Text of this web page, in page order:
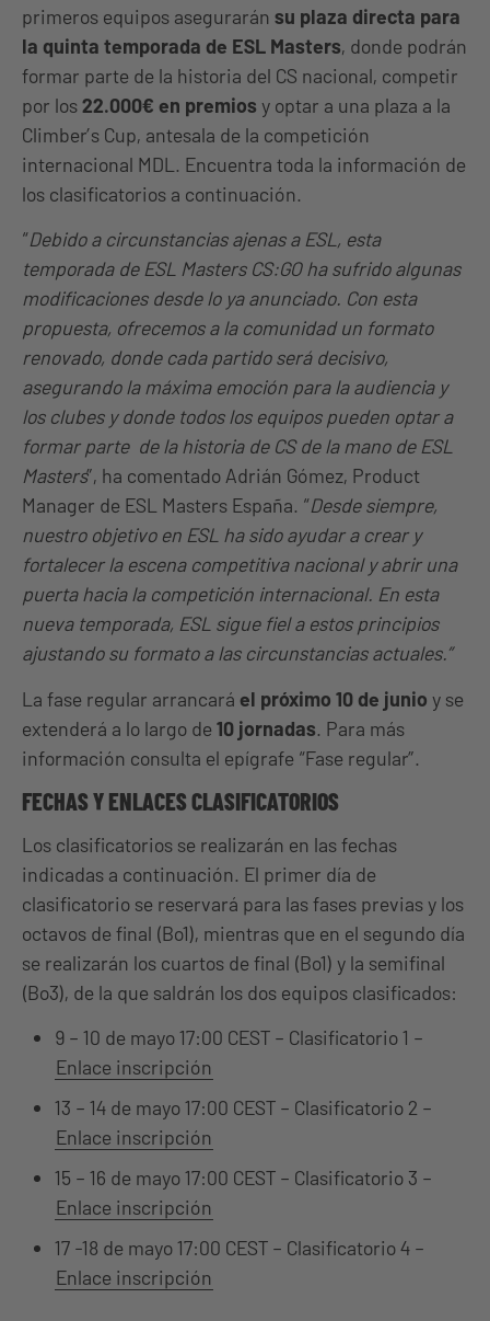
primeros equipos asegurarán su plaza directa para
la quinta temporada de ESL Masters, donde podrán
formar parte de la historia del CS nacional, competir
por los22.000€ en premios y optar a una plaza a la
Climber’s Cup, antesala de la competición
internacional MDL. Encuentra toda la información de
los clasificatorios a continuación.
“Debido a circunstancias ajenas a ESL, esta
temporada de ESL Masters CS:GO ha sufrido algunas
modificaciones desde lo ya anunciado. Con esta
propuesta, ofrecemos a la comunidad un formato
renovado, donde cada partido será decisivo,
asegurando la máxima emoción para la audiencia y
los clubes y donde todos los equipos pueden optar a
formar parte de la historia de CS de la mano de ESL
Masters”, ha comentado Adrián Gómez, Product
Manager de ESL Masters España. “Desde siempre,
nuestro objetivo en ESL ha sido ayudar a crear y
fortalecer la escena competitiva nacional y abrir una
puerta hacia la competición internacional. En esta
nueva temporada, ESL sigue fiel a estos principios
ajustando su formato a las circunstancias actuales.”
La fase regular arrancará el próximo 10 de junio y se
extenderá a lo largo de 10 jornadas. Para más
información consulta el epígrafe “Fase regular”.
FECHAS Y ENLACES CLASIFICATORIOS
Los clasificatorios se realizarán en las fechas
indicadas a continuación. El primer día de
clasificatorio se reservará para las fases previas y los
octavos de final (Bo1), mientras que en el segundo día
se realizarán los cuartos de final (Bo1) y la semifinal
(Bo3), de la que saldrán los dos equipos clasificados:
9 – 10 de mayo 17:00 CEST – Clasificatorio 1 –
Enlace inscripción
13 – 14 de mayo 17:00 CEST – Clasificatorio 2 –
Enlace inscripción
15 – 16 de mayo 17:00 CEST – Clasificatorio 3 –
Enlace inscripción
17 -18 de mayo 17:00 CEST – Clasificatorio 4 –
Enlace inscripción